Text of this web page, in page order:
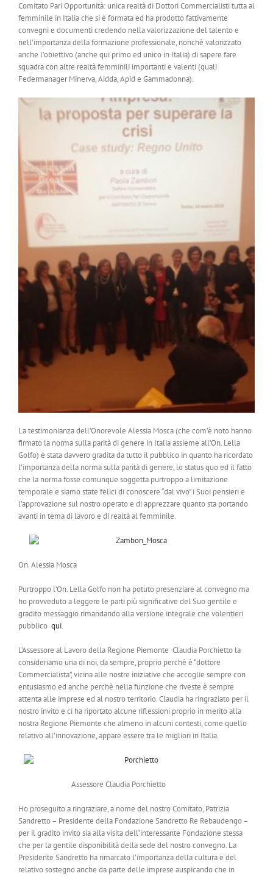
Comitato Pari Opportunità: unica realtà di Dottori Commercialisti tutta al
femminile in Italia che si è formata ed ha prodotto fattivamente
convegni e documenti credendo nella valorizzazione del talento e
nell’importanza della formazione professionale, nonchè valorizzato
anche l’obiettivo (anche qui primo ed unico in Italia) di sapere fare
squadra con altre realtà femminili importanti e valenti (quali
Federmanager Minerva, Aidda, Apid e Gammadonna).
La testimonianza dell’Onorevole Alessia Mosca (che com’è noto hanno
firmato la norma sulla parità di genere in Italia assieme all’On. Lella
Golfo) è stata davvero gradita da tutto il pubblico in quanto ha ricordato
l’importanza della norma sulla parità di genere, lo status quo ed il fatto
che la norma fosse comunque soggetta purtroppo a limitazione
temporale e siamo state felici di conoscere “dal vivo” i Suoi pensieri e
l’approvazione sul nostro operato e di apprezzare quanto sta portando
avanti in tema di lavoro e di realtà al femminile.
On. Alessia Mosca
Purtroppo l’On. Lella Golfo non ha potuto presenziare al convegno ma
ho provveduto a leggere le parti più significative del Suo gentile e
gradito messaggio rimandando alla versione integrale che volentieri
pubblico qui.
L’Assessore al Lavoro della Regione Piemonte Claudia Porchietto la
consideriamo una di noi, da sempre, proprio perchè è “dottore
Commercialista”, vicina alle nostre iniziative che accoglie sempre con
entusiasmo ed anche perchè nella funzione che riveste è sempre
attenta alle imprese ed al nostro territorio. Claudia ha ringraziato per il
nostro invito e ci ha riportato alcune riflessioni proprio in merito alla
nostra Regione Piemonte che almeno in alcuni contesti, come quello
relativo all’innovazione, appare essere tra le migliori in Italia.
Assessore Claudia Porchietto
Ho proseguito a ringraziare, a nome del nostro Comitato, Patrizia
Sandretto – Presidente della Fondazione Sandretto Re Rebaudengo –
per il gradito invito sia alla visita dell’interessante Fondazione stessa
che per la gentile disponibilità della sede del nostro convegno. La
Presidente Sandretto ha rimarcato l’importanza della cultura e del
relativo sostegno anche da parte delle imprese auspicando che in